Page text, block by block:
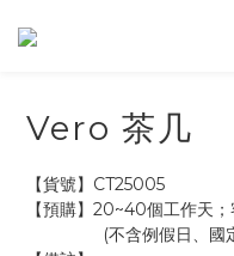
Vero 茶几
【貨號】CT25005
【預購】20~40個工作天
(不含例假日